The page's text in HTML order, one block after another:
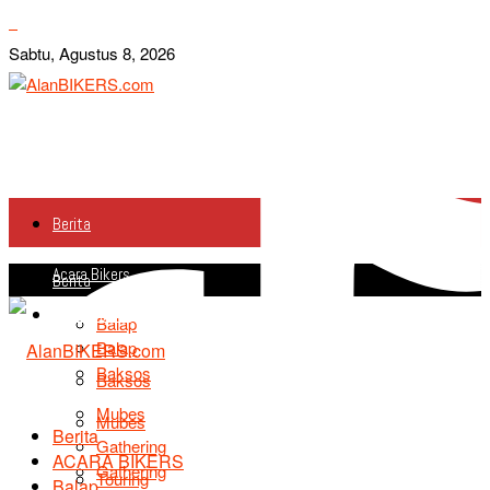
Sabtu, Agustus 8, 2026
Berita
Acara Bikers
Balap
Baksos
Mubes
Gathering
Berita
Acara Bikers
Balap
Baksos
Mubes
Gathering
Touring
Berita
ACARA BIKERS